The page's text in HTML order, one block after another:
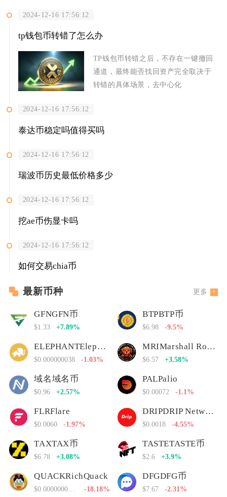
2024-12-16 17:56:12
tp钱包币转错了怎么办
TP钱包币转错之后，不存在一键撤回
通道，最终能否找回资产完全取决于
转错的具体场景，去中心化
2024-12-16 17:56:12
泰达币稳定吗值得买吗
2024-12-16 17:56:12
瑞波币历史最低价格多少
2024-12-16 17:56:12
挖ae币伤显卡吗
2024-12-16 17:56:12
如何交易chia币
最新币种 更多
GFNGFN币
$1.33 +7.89%
BTPBTP币
$6.98 -9.5%
ELEPHANTElephant Money
$0.000000038 -1.03%
MRIMarshall Rogan Inu
$6.57 +3.58%
域名域名币
$0.96 +2.57%
PALPalio
$0.00072 -1.1%
FLRFlare
$0.0060 -1.97%
DRIPDRIP Network
$0.0018 -4.55%
TAXTAX币
$6.78 +3.08%
TASTETASTE币
$2.6 +3.9%
QUACKRichQuack
-18.18%
DFGDFG币
$7.67 -2.31%